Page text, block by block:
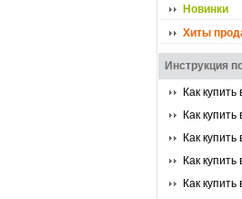
Новинки
Хиты
Инструкция
Как купить
Как купить
Как
Как купить
Как купить